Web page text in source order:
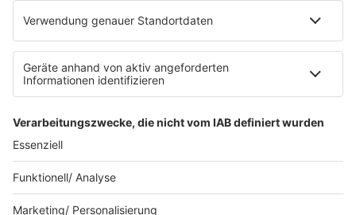
´n Roll
06.01.2025
INFO
30.12.2024 Folge 141